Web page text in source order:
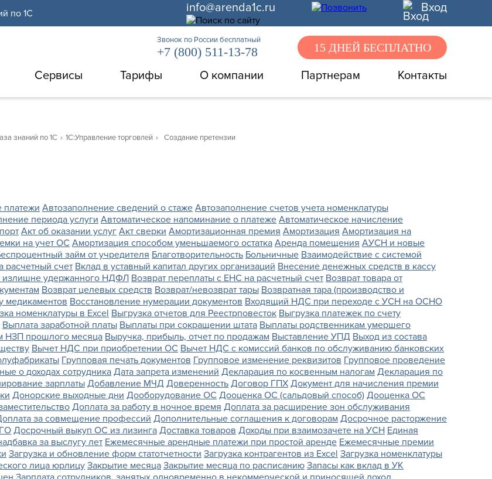
по 1С info@arenda1c.ru Вход
Звонок по России бесплатный
+7 (800) 511-13-78 15 ДНЕЙ БЕСПЛАТНО
Сервисы Тарифы О компании Партнерам Контакты
знаний по 1С › 1С:Управление торговлей › Создание претензии
платежи Автозаполнение сведений о стаже Автозаполнение счетов учета номенклатуры
периода услуги Автоматическое напоминание о платеже Автоматическое начисление
Акт об оказании услуг Акт сверки Амортизационная премия Амортизация Амортизация на
на учет ОС Амортизация способом уменьшаемого остатка Аренда помещения АУСН и новые
займ от учредителя Благотворительность Больничные Взаимодействие с системой
расчетный счет Вклад в уставный капитал других организаций Внесение денежных средств в кассу
излишне удержанного НДФЛ Возврат переплаты с ЕНС на расчетный счет Возврат товара от
Возврат целевых средств Возврат/невозврат тары Возвратная тара (производство и
медикаментов Восстановление нумерации документов Входящий НДС при переходе с УСН на ОСНО
номенклатуры в Excel Выгрузка отчетов для Реестрповесток Выгрузка платежек по счету
Выплата заработной платы Выплаты при сокращении штата Выплаты родственникам умершего
НЗП прошлого месяца Выручка, прибыль, отчет по продажам Выставление УПД Выход из состава
Вычет НДС при приобретении ОС Вычет НДС с комиссий банков по обслуживанию банковских
Групповая печать документов Групповое изменение реквизитов Групповое проведение
о доходах сотрудникаДата запрета изменений Декларация по косвенным налогам Декларация по
зарплатыДобавление МЧД Доверенность Договор ГПХ Документ для начисления премии
Донорские выходные дни Дооборудование ОС Дооценка ОС (сальдовый способ) Дооценка ОС
Доплата за работу в ночное время Доплата за расширение зон обслуживания
за совмещение профессий Дополнительные соглашения к договорам Досрочное расторжение
Досрочный выкуп ОС из лизинга Доставка товаров Доходы при взаимозачете на УСН Единая
за выслугу лет Ежемесячные арендные платежи при простой аренде Ежемесячные премии
Загрузка и обновление форм статотчетности Загрузка контрагентов из Excel Загрузка номенклатуры
лица юрлицу Закрытие месяца Закрытие месяца по расписанию Запасы как вклад в УК